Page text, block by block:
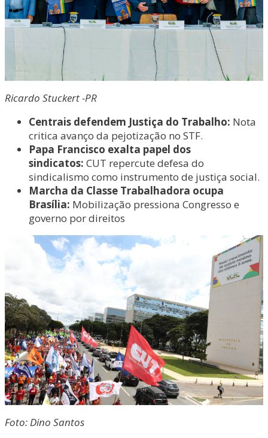
Ricardo Stuckert -PR
Centrais defendem Justiça do Trabalho: Nota
critica avanço da pejotização no STF.
Papa Francisco exalta papel dos
sindicatos: CUT repercute defesa do
sindicalismo como instrumento de justiça social.
Marcha da Classe Trabalhadora ocupa
Brasília: Mobilização pressiona Congresso e
governo por direitos
Foto: Dino Santos